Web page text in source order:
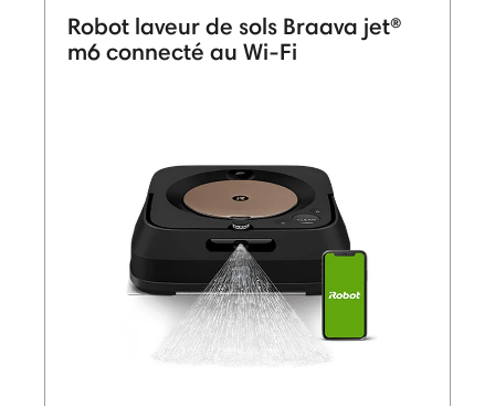
Robot laveur de sols Braava jet®
m6 connecté au Wi-Fi